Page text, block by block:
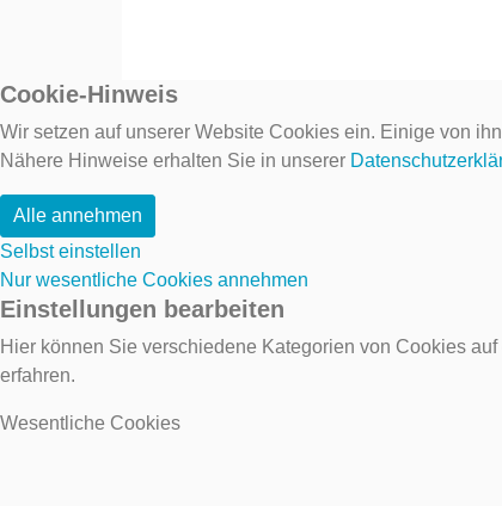
Cookie-Hinweis
Wir setzen auf unserer Website Cookies ein. Einige von
Nähere Hinweise erhalten Sie in unserer
Alle annehmen
Selbst einstellen
Nur wesentliche Cookies annehmen
Einstellungen bearbeiten
Hier können Sie verschiedene Kategorien von Cookies
erfahren.
Wesentliche Cookies